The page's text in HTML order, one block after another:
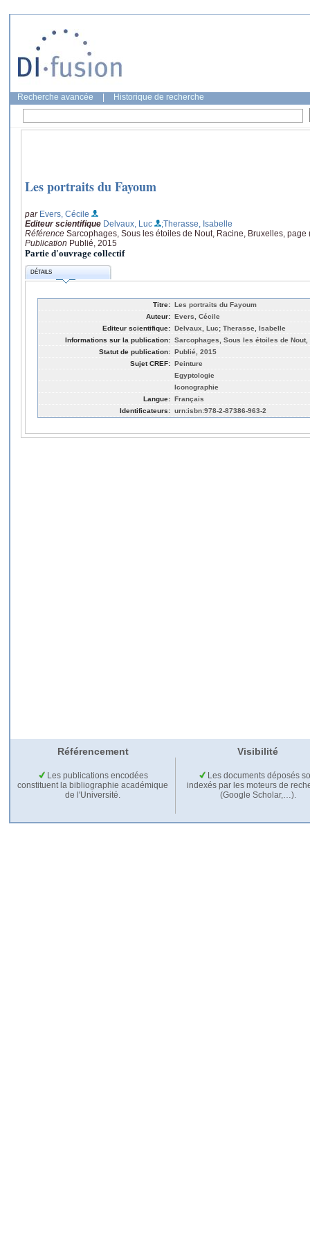
Recherche avancée Historique de recherche
Les portraits du Fayoum
par Evers, Cécile
Editeur scientifique Delvaux, Luc
;Therasse, Isabelle
Référence Sarcophages, Sous les étoiles de Nout, Racine, Bruxelles, page
Publication Publié, 2015
Partie d'ouvrage collectif
DÉTAILS
Titre: Les portraits du Fayoum
Auteur: Evers, Cécile
Editeur scientifique: Delvaux, Luc; Therasse, Isabelle
Informations sur la publication: Sarcophages, Sous les étoiles de
Statut de publication: Publié, 2015
Sujet CREF: Peinture
Egyptologie
Iconographie
Langue: Français
Identificateurs: urn:isbn:978-2-87386-963-2
Référencement Visibilité
Les publications encodées
constituent la bibliographie académique
de l'Université.
Les documents déposés
indexés par les moteurs de
(Google Scholar,…).